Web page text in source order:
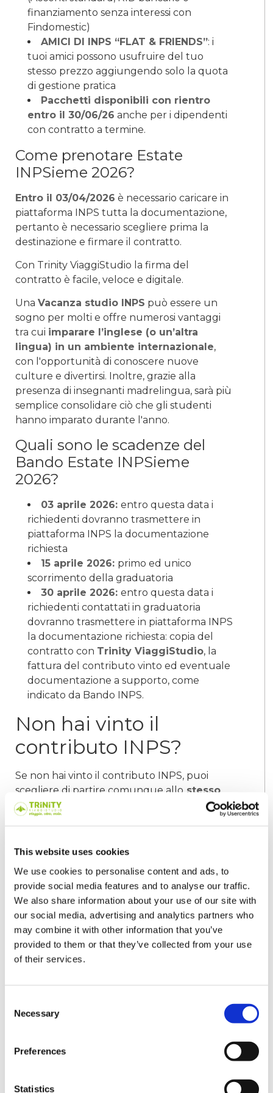
This website uses cookies
We use cookies to personalise content and ads, to
provide social media features and to analyse our traffic.
We also share information about your use of our site with
our social media, advertising and analytics partners who
may combine it with other information that you’ve
provided to them or that they’ve collected from your use
of their services.
Selection
Necessary
Preferences
Statistics
finanziamento senza interessi con
Findomestic)
AMICI DI INPS “FLAT & FRIENDS”: i
tuoi amici possono usufruire del tuo
stesso prezzo aggiungendo solo la quota
di gestione pratica
Pacchetti disponibili con rientro
entro il 30/06/26 anche per i dipendenti
con contratto a termine.
Come prenotare Estate
INPSieme 2026?
Entro il 03/04/2026 è necessario caricare in
piattaforma INPS tutta la documentazione,
pertanto è necessario scegliere prima la
destinazione e firmare il contratto.
Con Trinity ViaggiStudio la firma del
contratto è facile, veloce e digitale.
Una Vacanza studio INPS può essere un
sogno per molti e offre numerosi vantaggi
tra cui imparare l’inglese (o un’altra
lingua) in un ambiente internazionale,
con l'opportunità di conoscere nuove
culture e divertirsi. Inoltre, grazie alla
presenza di insegnanti madrelingua, sarà più
semplice consolidare ciò che gli studenti
hanno imparato durante l'anno.
Quali sono le scadenze del
Bando Estate INPSieme
2026?
03 aprile 2026: entro questa data i
richiedenti dovranno trasmettere in
piattaforma INPS la documentazione
richiesta
15 aprile 2026: primo ed unico
scorrimento della graduatoria
30 aprile 2026: entro questa data i
richiedenti contattati in graduatoria
dovranno trasmettere in piattaforma INPS
la documentazione richiesta: copia del
contratto con Trinity ViaggiStudio, la
fattura del contributo vinto ed eventuale
documentazione a supporto, come
indicato da Bando INPS.
Non hai vinto il
contributo INPS?
Se non hai vinto il contributo INPS, puoi
scegliere di partire comunque allo stesso
prezzo INPS
ripescaggi entro il 15/04/2026.
Perchè scegliere
Trinity?
Presenza Trinity sempre in loco
: Durante il soggiorno studio lo staff
italiano Trinity è sempre presente nei
principali College
con:Supervisor
per studenti e famiglie: Tutti i nostri
propri College all'estero
di un unico campus, alloggiando in
Sicurezza e tranquillità prima di